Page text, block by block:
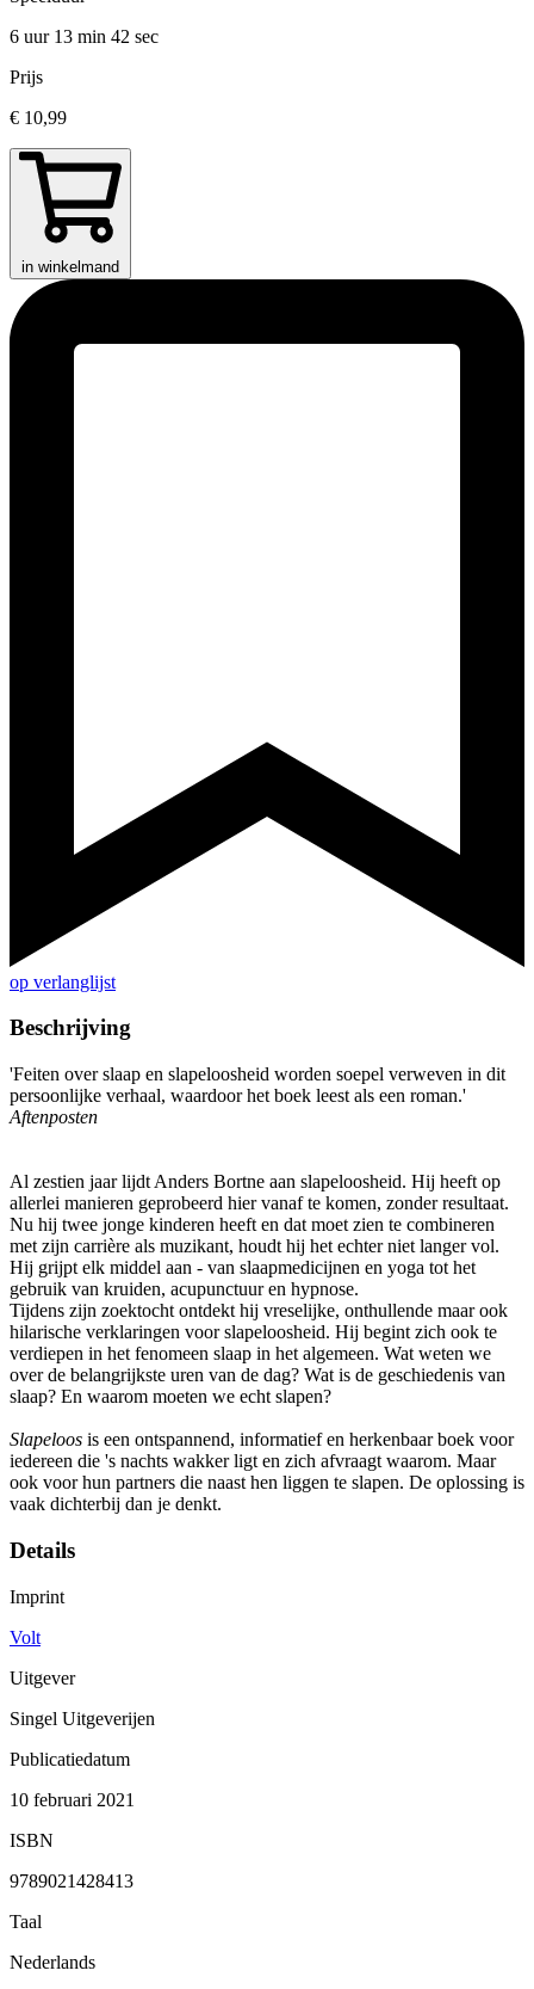
6 uur 13 min 42 sec
Prijs
€ 10,99
in winkelmand
op verlanglijst
Beschrijving
'Feiten over slaap en slapeloosheid worden soepel verweven in dit
persoonlijke verhaal, waardoor het boek leest als een roman.'
Aftenposten
Al zestien jaar lijdt Anders Bortne aan slapeloosheid. Hij heeft op
allerlei manieren geprobeerd hier vanaf te komen, zonder resultaat.
Nu hij twee jonge kinderen heeft en dat moet zien te combineren
met zijn carrière als muzikant, houdt hij het echter niet langer vol.
Hij grijpt elk middel aan - van slaapmedicijnen en yoga tot het
gebruik van kruiden, acupunctuur en hypnose.
Tijdens zijn zoektocht ontdekt hij vreselijke, onthullende maar ook
hilarische verklaringen voor slapeloosheid. Hij begint zich ook te
verdiepen in het fenomeen slaap in het algemeen. Wat weten we
over de belangrijkste uren van de dag? Wat is de geschiedenis van
slaap? En waarom moeten we echt slapen?
Slapeloos is een ontspannend, informatief en herkenbaar boek voor
iedereen die 's nachts wakker ligt en zich afvraagt waarom. Maar
ook voor hun partners die naast hen liggen te slapen. De oplossing is
vaak dichterbij dan je denkt.
Details
Imprint
Volt
Uitgever
Singel Uitgeverijen
Publicatiedatum
10 februari 2021
ISBN
9789021428413
Taal
Nederlands